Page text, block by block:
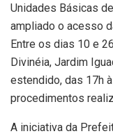
Unidades Básicas
ampliado o acesso
Entre os dias 10 e
Divinéia, Jardim
estendido, das 17h
procedimentos
A iniciativa da